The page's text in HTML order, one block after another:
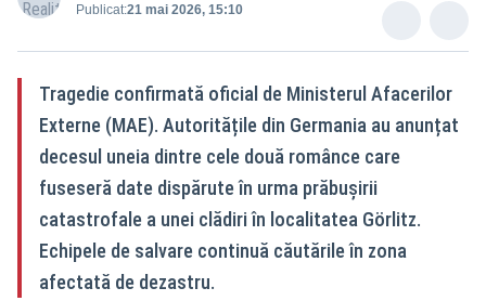
Publicat:21 mai 2026, 15:10
Tragedie confirmată oficial de Ministerul Afacerilor
Externe (MAE). Autoritățile din Germania au anunțat
decesul uneia dintre cele două românce care
fuseseră date dispărute în urma prăbușirii
catastrofale a unei clădiri în localitatea Görlitz.
Echipele de salvare continuă căutările în zona
afectată de dezastru.